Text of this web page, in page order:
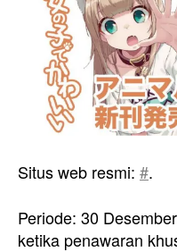
Situs web resmi: #.
Periode: 30
ketika penawaran